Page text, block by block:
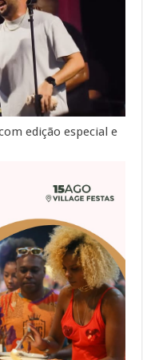
edição especial e